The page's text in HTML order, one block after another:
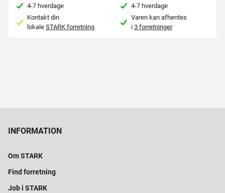
4-7 hverdage
Kontakt din
lokale STARK forretning
4-7 hverdage
Varen kan afhentes
i3 forretninger
INFORMATION
Om STARK
Find forretning
Job i STARK